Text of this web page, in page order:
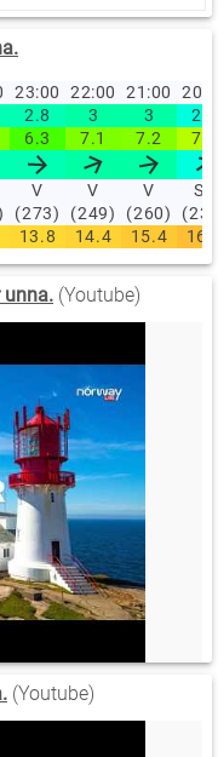
23:00 22:00 21:00
2.8 3 3
2.2
6.3 7.1 7.2 7.9
V
(273)
V
(249)
V
(260)
SV
13.8 14.4 15.4
unna. (Youtube)
(Youtube)